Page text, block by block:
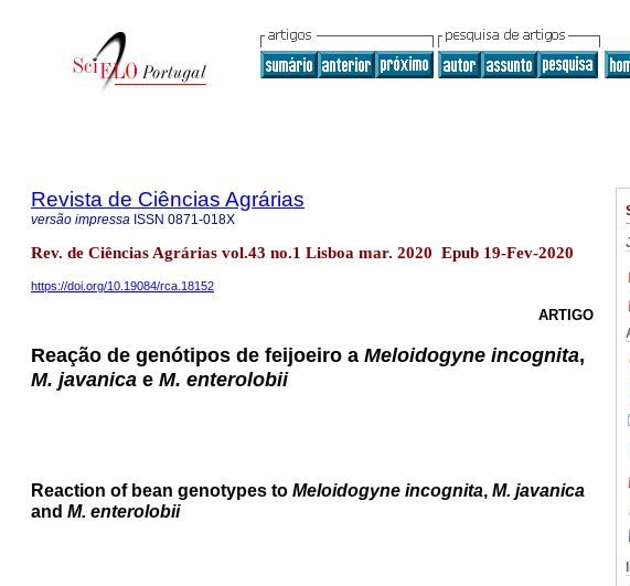
Revista de Ciências Agrárias
versão impressa ISSN 0871-018X
Rev. de Ciências Agrárias vol.43 no.1 Lisboa mar. 2020 Epub 19-Fev-2020
https://doi.org/10.19084/rca.18152
ARTIGO
Reação de genótipos de feijoeiro a Meloidogyne incognita,
M. javanica e M. enterolobii
Reaction of bean genotypes to Meloidogyne incognita, M. javanica
and M. enterolobii